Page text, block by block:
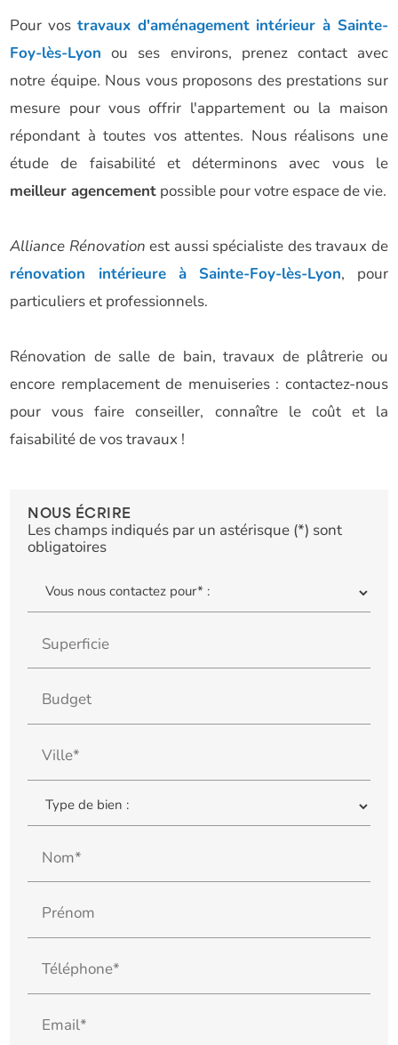
Pour vos travaux d'aménagement intérieur à Sainte-
Foy-lès-Lyon ou ses environs, prenez contact avec
notre équipe. Nous vous proposons des prestations sur
mesure pour vous offrir l'appartement ou la maison
répondant à toutes vos attentes. Nous réalisons une
étude de faisabilité et déterminons avec vous le
meilleur agencement possible pour votre espace de vie.
Alliance Rénovation est aussi spécialiste des travaux de
rénovation intérieure à Sainte-Foy-lès-Lyon, pour
particuliers et professionnels.
Rénovation de salle de bain, travaux de plâtrerie ou
encore remplacement de menuiseries : contactez-nous
pour vous faire conseiller, connaître le coût et la
faisabilité de vos travaux !
NOUS ÉCRIRE
Les champs indiqués par un astérisque (*) sont
obligatoires
Superficie
Budget
Ville*
Nom*
Prénom
Téléphone*
Email*